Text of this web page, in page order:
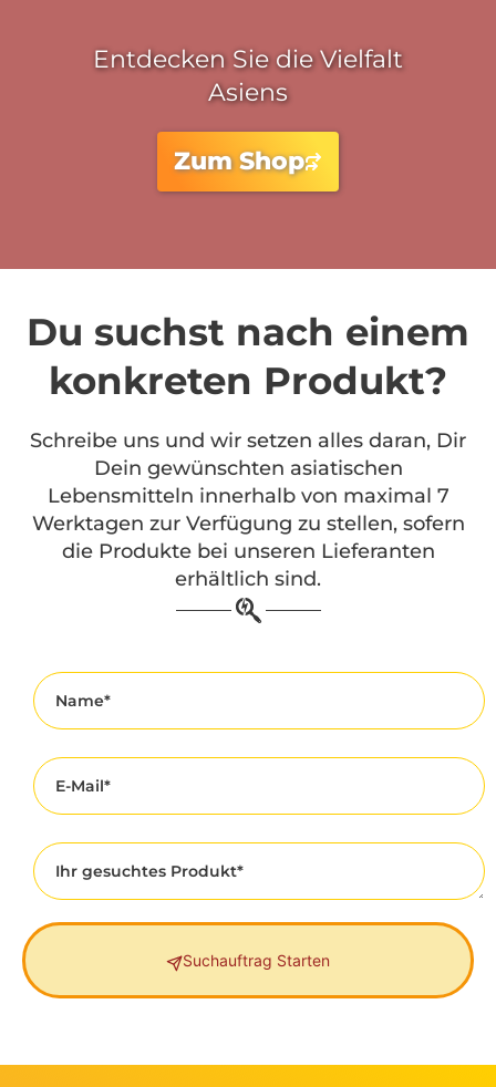
Entdecken Sie die Vielfalt
Asiens
Zum Shop
Du suchst nach einem
konkreten Produkt?
Schreibe uns und wir setzen alles daran, Dir
Dein gewünschten asiatischen
Lebensmitteln innerhalb von maximal 7
Werktagen zur Verfügung zu stellen, sofern
die Produkte bei unseren Lieferanten
erhältlich sind.
Suchauftrag Starten